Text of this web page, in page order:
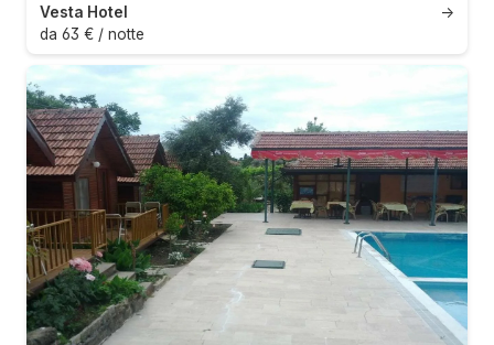
→
Vesta Hotel
da 63 € / notte